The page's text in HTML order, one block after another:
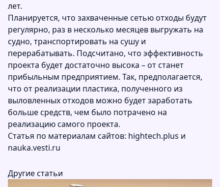
лет.
Планируется, что захваченные сетью отходы будут
регулярно, раз в несколько месяцев выгружать на
судно, транспортировать на сушу и
перерабатывать. Подсчитано, что эффективность
проекта будет достаточно высока – от станет
прибыльным предприятием. Так, предполагается,
что от реализации пластика, полученного из
выловленных отходов можно будет заработать
больше средств, чем было потрачено на
реализацию самого проекта.
Статья по материалам сайтов: hightech.plus и
nauka.vesti.ru
Другие статьи